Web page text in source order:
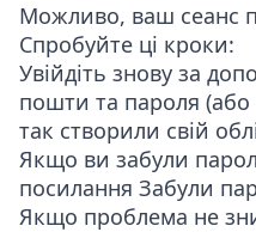
Можливо, ваш сеанс
Спробуйте ці кроки:
Увійдіть знову за
пошти та пароля
так створили свій
Якщо ви забули
посилання Забули
Якщо проблема не